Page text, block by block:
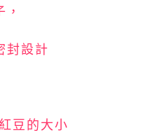
封設計
豆的大小